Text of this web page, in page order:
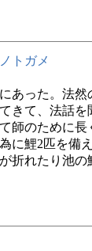
トガメ
あった。法
きて、法話
師のために
に鯉2匹を備
折れたり池